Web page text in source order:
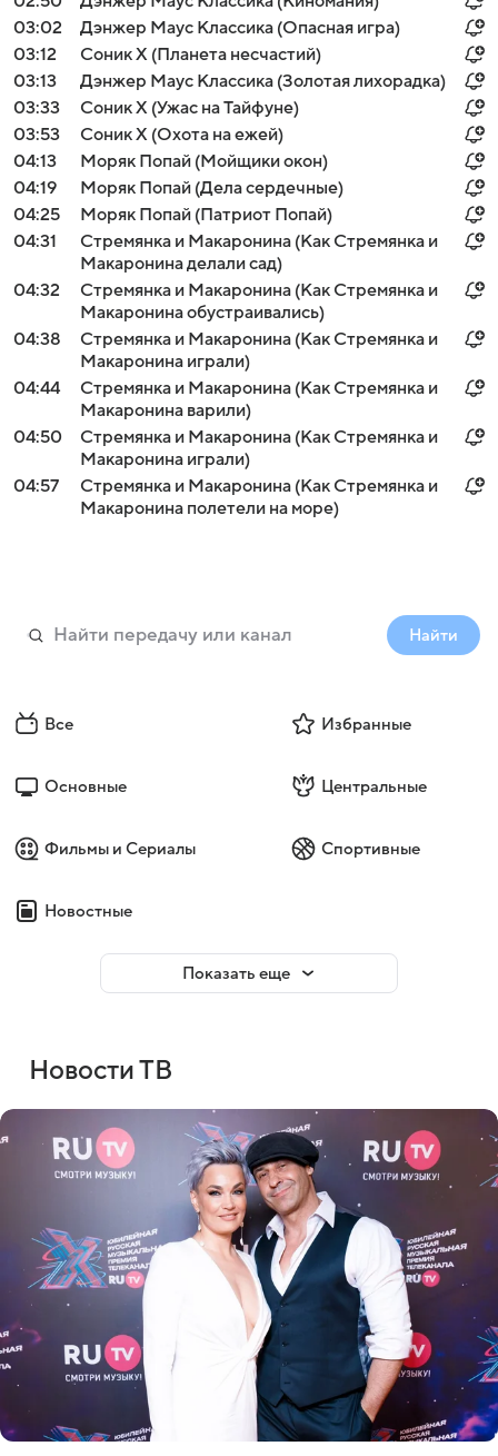
03:02
Дэнжер Маус Классика (Опасная игра)
03:12
Соник Х (Планета несчастий)
03:13
Дэнжер Маус Классика (Золотая лихорадка)
03:33
Соник Х (Ужас на Тайфуне)
03:53
Соник Х (Охота на ежей)
04:13
Моряк Попай (Мойщики окон)
04:19
Моряк Попай (Дела сердечные)
04:25
Моряк Попай (Патриот Попай)
04:31
Стремянка и Макаронина (Как Стремянка и
Макаронина делали сад)
04:32
Стремянка и Макаронина (Как Стремянка и
Макаронина обустраивались)
04:38
Стремянка и Макаронина (Как Стремянка и
Макаронина играли)
04:44
Стремянка и Макаронина (Как Стремянка и
Макаронина варили)
04:50
Стремянка и Макаронина (Как Стремянка и
Макаронина играли)
04:57
Стремянка и Макаронина (Как Стремянка и
Макаронина полетели на море)
Найти
Все Избранные
Основные Центральные
Фильмы и Сериалы Спортивные
Новостные
Показать еще
Новости ТВ